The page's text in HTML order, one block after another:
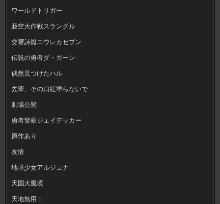
ワールドトリガー
亜空大作戦スラングル
交響詩篇エウレカセブン
伝説の勇者ダ・ガーン
偶然見つけたハル
先輩、その口紅塗らないで
劇場公開
勇者警察ジェイデッカー
原作あり
友情
地球少女アルジュナ
天国大魔境
天地無用！